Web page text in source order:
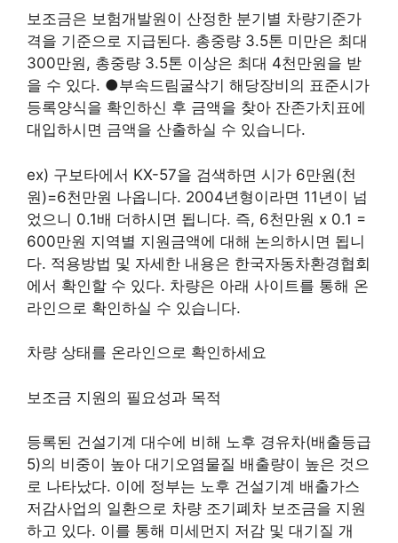
보조금은 보험개발원이 산정한 분기별 차량기준가
격을 기준으로 지급된다. 총중량 3.5톤 미만은 최대
300만원, 총중량 3.5톤 이상은 최대 4천만원을 받
을 수 있다. ●부속드림굴삭기 해당장비의 표준시가
등록양식을 확인하신 후 금액을 찾아 잔존가치표에
대입하시면 금액을 산출하실 수 있습니다.
ex) 구보타에서 KX-57을 검색하면 시가 6만원(천
원)=6천만원 나옵니다. 2004년형이라면 11년이 넘
었으니 0.1배 더하시면 됩니다. 즉, 6천만원 x 0.1 =
600만원 지역별 지원금액에 대해 논의하시면 됩니
다. 적용방법 및 자세한 내용은 한국자동차환경협회
에서 확인할 수 있다. 차량은 아래 사이트를 통해 온
라인으로 확인하실 수 있습니다.
차량 상태를 온라인으로 확인하세요
보조금 지원의 필요성과 목적
등록된 건설기계 대수에 비해 노후 경유차(배출등급
5)의 비중이 높아 대기오염물질 배출량이 높은 것으
로 나타났다. 이에 정부는 노후 건설기계 배출가스
저감사업의 일환으로 차량 조기폐차 보조금을 지원
하고 있다. 이를 통해 미세먼지 저감 및 대기질 개